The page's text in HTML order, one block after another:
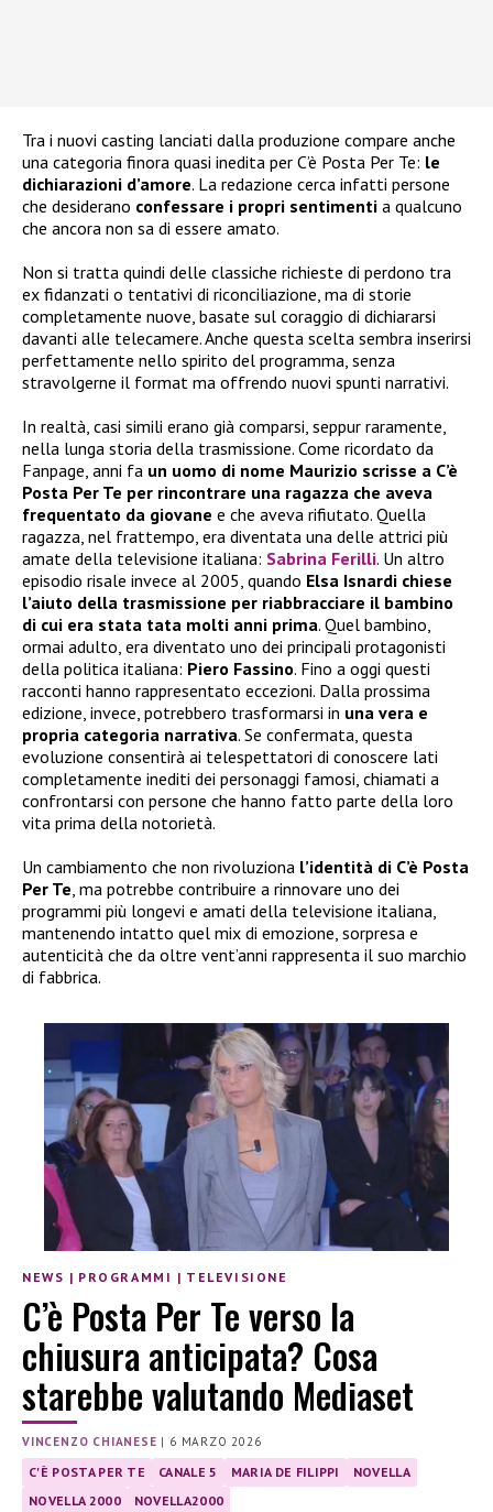
Tra i nuovi casting lanciati dalla produzione compare anche
una categoria finora quasi inedita per C’è Posta Per Te: le
dichiarazioni d’amore. La redazione cerca infatti persone
che desiderano confessare i propri sentimenti a qualcuno
che ancora non sa di essere amato.
Non si tratta quindi delle classiche richieste di perdono tra
ex fidanzati o tentativi di riconciliazione, ma di storie
completamente nuove, basate sul coraggio di dichiararsi
davanti alle telecamere. Anche questa scelta sembra inserirsi
perfettamente nello spirito del programma, senza
stravolgerne il format ma offrendo nuovi spunti narrativi.
In realtà, casi simili erano già comparsi, seppur raramente,
nella lunga storia della trasmissione. Come ricordato da
Fanpage, anni fa un uomo di nome Maurizio scrisse a C’è
Posta Per Te per rincontrare una ragazza che aveva
frequentato da giovane e che aveva rifiutato. Quella
ragazza, nel frattempo, era diventata una delle attrici più
amate della televisione italiana: Sabrina Ferilli. Un altro
episodio risale invece al 2005, quando Elsa Isnardi chiese
l’aiuto della trasmissione per riabbracciare il bambino
di cui era stata tata molti anni prima. Quel bambino,
ormai adulto, era diventato uno dei principali protagonisti
della politica italiana: Piero Fassino. Fino a oggi questi
racconti hanno rappresentato eccezioni. Dalla prossima
edizione, invece, potrebbero trasformarsi in una vera e
propria categoria narrativa. Se confermata, questa
evoluzione consentirà ai telespettatori di conoscere lati
completamente inediti dei personaggi famosi, chiamati a
confrontarsi con persone che hanno fatto parte della loro
vita prima della notorietà.
Un cambiamento che non rivoluziona l’identità di C’è Posta
Per Te, ma potrebbe contribuire a rinnovare uno dei
programmi più longevi e amati della televisione italiana,
mantenendo intatto quel mix di emozione, sorpresa e
autenticità che da oltre vent’anni rappresenta il suo marchio
di fabbrica.
NEWS | PROGRAMMI | TELEVISIONE
C’è Posta Per Te verso la
chiusura anticipata? Cosa
starebbe valutando Mediaset
VINCENZO CHIANESE | 6 MARZO 2026
C'È POSTA PER TE CANALE 5 MARIA DE FILIPPI
NOVELLA
NOVELLA 2000
NOVELLA2000